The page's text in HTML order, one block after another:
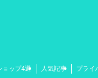
ョップ4選 人気記事 プライ